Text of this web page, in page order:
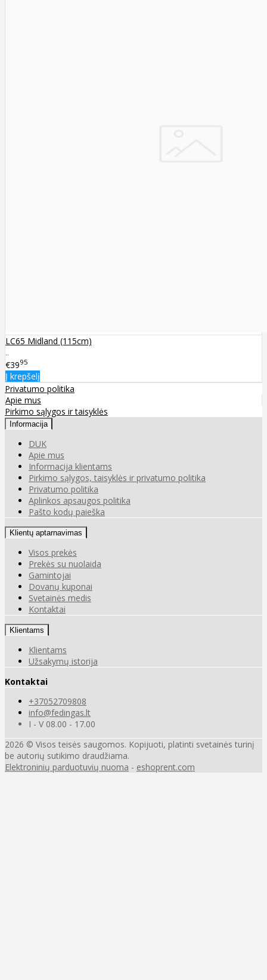
LC65 Midland (115cm)
..
€3995
Į krepšelį
Privatumo politika
Apie mus
Pirkimo sąlygos ir taisyklės
Informacija
DUK
Apie mus
Informacija klientams
Pirkimo sąlygos, taisyklės ir privatumo politika
Privatumo politika
Aplinkos apsaugos politika
Pašto kodų paieška
Klientų aptarnavimas
Visos prekės
Prekės su nuolaida
Gamintojai
Dovanų kuponai
Svetainės medis
Kontaktai
Klientams
Klientams
Užsakymų istorija
Kontaktai
+37052709808
info@fedingas.lt
I - V 08.00 - 17.00
2026 © Visos teisės saugomos. Kopijuoti, platinti svetainės turinį
be autorių sutikimo draudžiama.
Elektroninių parduotuvių nuoma - eshoprent.com